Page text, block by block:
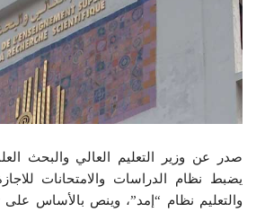
صدر عن وزير التعليم العالي والبحث
يضبط نظام الدراسات والامتحانات
والتعليم نظام “إمد”، وينص بالأساس